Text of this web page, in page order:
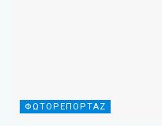
ΦΩΤΟΡΕΠΟΡΤΑΖ